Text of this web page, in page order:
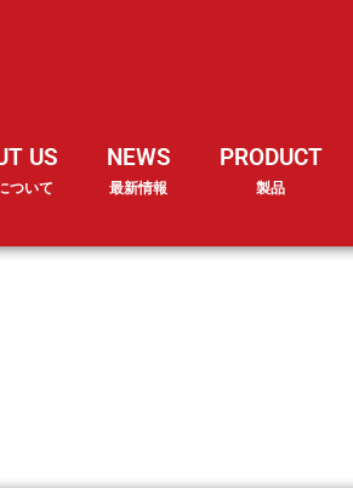
US
ついて
NEWS
最新情報
PRODUCT
製品